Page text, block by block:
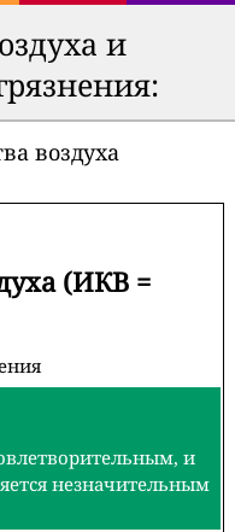
и
воздуха
(ИКВ =
и
незначительным